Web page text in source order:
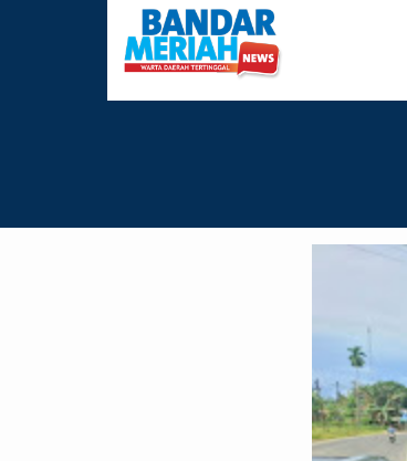
Amankan Dua Pengedar Narkoba Saat Patroli